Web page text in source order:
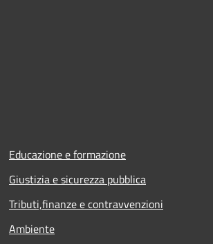
Educazione e formazione
Giustizia e sicurezza pubblica
Tributi,finanze e contravvenzioni
Ambiente